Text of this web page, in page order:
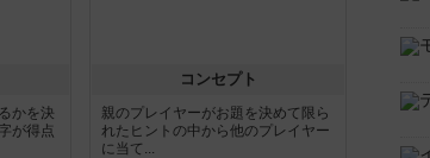
かを決
が得点
コンセプト
親のプレイヤーがお題を決めて限ら
れたヒントの中から他のプレイヤー
に当て...